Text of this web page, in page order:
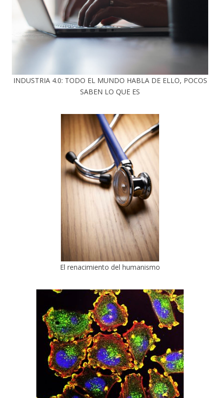
INDUSTRIA 4.0: TODO EL MUNDO HABLA DE ELLO, POCOS
SABEN LO QUE ES
El renacimiento del humanismo